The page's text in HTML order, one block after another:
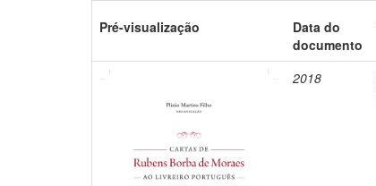
Pré-visualização
Data do
documento
2018